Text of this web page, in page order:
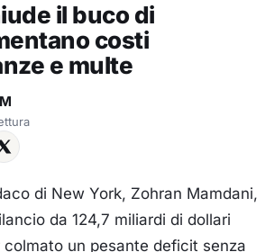
il buco di
costi
e multe
di New York, Zohran Mamdani,
da 124,7 miliardi di dollari
un pesante deficit senza